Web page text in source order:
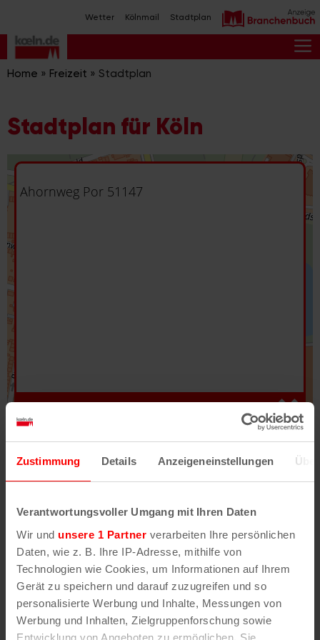
Zustimmung Details Anzeigeneinstellungen
Verantwortungsvoller Umgang mit Ihren Daten
Wir und unsere 1 Partner verarbeiten Ihre persönlichen
Daten, wie z. B. Ihre IP-Adresse, mithilfe von
Technologien wie Cookies, um Informationen auf Ihrem
Gerät zu speichern und darauf zuzugreifen und so
personalisierte Werbung und Inhalte, Messungen von
Werbung und Inhalten, Zielgruppenforschung sowie
Entwicklung von Angeboten zu ermöglichen. Sie
Inhalt
springen
Wetter Kölnmail Stadtplan
Home » Freizeit » Stadtplan
Stadtplan für Köln
Fehler/Problem melden
Darstellung des RVR-Kartenwerks
Stadtplanwerk
erhältst Du unsere koeln.de-Karte mit vielen
weiteren Details wie z.B. Hausnummern.
Unser Stadtplan basiert auf Daten des
OpenStreetMap
-Projekts (
© OpenStreetMap
Mitwirkende
) und von OpenCycleMap.org